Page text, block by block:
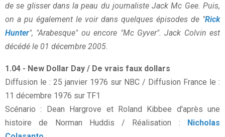
de se glisser dans la peau du journaliste Jack Mc Gee. Puis,
on a pu également le voir dans quelques épisodes de "Rick
Hunter", "Arabesque" ou encore "Mc Gyver". Jack Colvin est
décédé le 01 décembre 2005.
1.04 - New Dollar Day / De vrais faux dollars
Diffusion le : 25 janvier 1976 sur NBC / Diffusion France le :
11 décembre 1976 sur TF1
Scénario : Dean Hargrove et Roland Kibbee d'après une
histoire de Norman Huddis / Réalisation : Nicholas